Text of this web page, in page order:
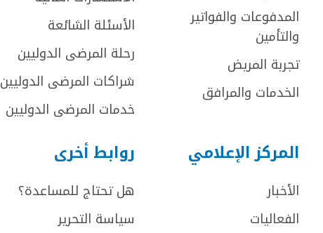
المدفوعات والفواتير
والتأمين
تجربة المريض
الخدمات والمرافق
الأسئلة الشائعة
رحلة المرضى الدوليين
شراكات المرضى الدوليين
خدمات المرضى الدوليين
المركز الإعلامي
الأخبار
الفعاليات
روابط أخرى
هل تحتاج للمساعدة؟
سياسة التحرير